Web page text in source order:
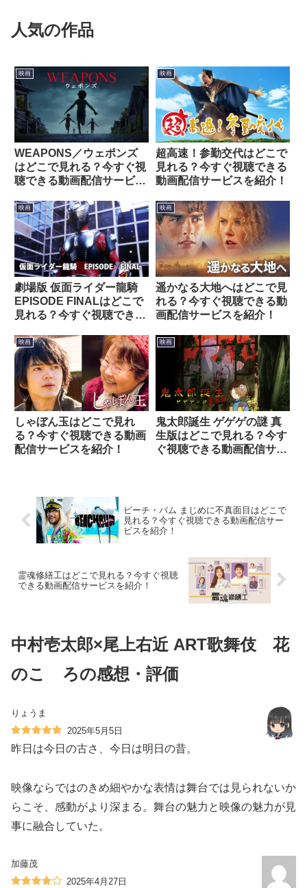
人気の作品
映画
WEAPONS／ウェポンズ
はどこで見れる？今すぐ視
聴できる動画配信サービス
映画
超高速！参勤交代はどこで
見れる？今すぐ視聴できる
動画配信サービスを紹介！
映画
劇場版 仮面ライダー龍騎
EPISODE FINALはどこで
見れる？今すぐ視聴できる
映画
遥かなる大地へはどこで見
れる？今すぐ視聴できる動
画配信サービスを紹介！
映画
しゃぼん玉はどこで見れ
る？今すぐ視聴できる動画
配信サービスを紹介！
映画
鬼太郎誕生 ゲゲゲの謎 真
生版はどこで見れる？今す
ぐ視聴できる動画配信サー
ビーチ・バム まじめに不真面目はどこで
見れる？今すぐ視聴できる動画配信サー
ビスを紹介！
霊魂修繕工はどこで見れる？今すぐ視聴
できる動画配信サービスを紹介！
中村壱太郎×尾上右近 ART歌舞伎 花
のこゝろの感想・評価
りょうま
2025年5月5日
昨日は今日の古さ、今日は明日の昔。
映像ならではのきめ細やかな表情は舞台では見られないか
らこそ、感動がより深まる。舞台の魅力と映像の魅力が見
事に融合していた。
加藤茂
2025年4月27日